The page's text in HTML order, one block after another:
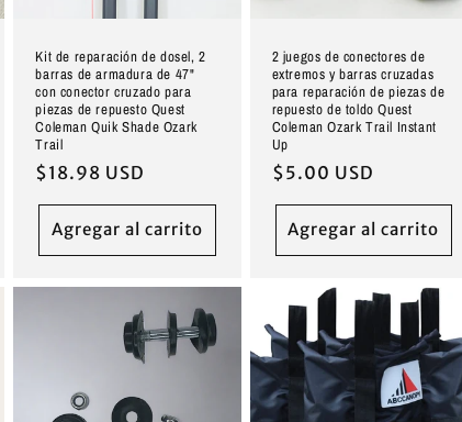
Kit de reparación de dosel, 2
barras de armadura de 47"
con conector cruzado para
piezas de repuesto Quest
Coleman Quik Shade Ozark
Trail
Precio
$18.98 USD
Agregar al carrito
2 juegos de conectores de
extremos y barras cruzadas
para reparación de piezas de
repuesto de toldo Quest
Coleman Ozark Trail Instant
Up
Precio
$5.00 USD
Agregar al carrito